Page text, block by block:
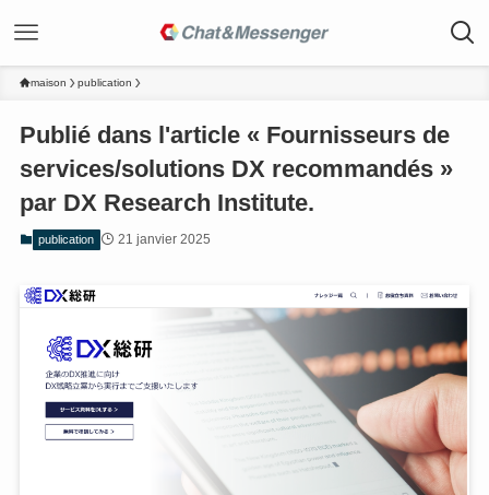
maison publication
Publié dans l'article « Fournisseurs de
services/solutions DX recommandés »
par DX Research Institute.
publication 21 janvier 2025